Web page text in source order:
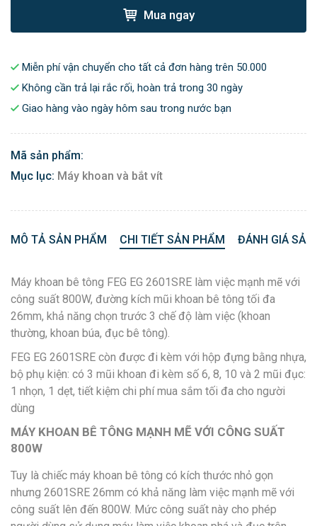
Mua ngay
Miễn phí vận chuyển cho tất cả đơn hàng trên 50.000
Không cần trả lại rắc rối, hoàn trả trong 30 ngày
Giao hàng vào ngày hôm sau trong nước bạn
Mã sản phẩm:
Mục lục: Máy khoan và bắt vít
MÔ TẢ SẢN PHẨM CHI TIẾT SẢN PHẨM ĐÁNH GIÁ
Máy khoan bê tông FEG EG 2601SRE làm việc mạnh mẽ với
công suất 800W, đường kích mũi khoan bê tông tối đa
26mm, khả năng chọn trước 3 chế độ làm việc (khoan
thường, khoan búa, đục bê tông).
FEG EG 2601SRE còn được đi kèm với hộp đựng bằng nhựa,
bộ phụ kiện: có 3 mũi khoan đi kèm số 6, 8, 10 và 2 mũi đục:
1 nhọn, 1 dẹt, tiết kiệm chi phí mua sắm tối đa cho người
dùng
MÁY KHOAN BÊ TÔNG MẠNH MẼ VỚI CÔNG SUẤT
800W
Tuy là chiếc máy khoan bê tông có kích thước nhỏ gọn
nhưng 2601SRE 26mm có khả năng làm việc mạnh mẽ với
công suất lên đến 800W. Mức công suất này cho phép